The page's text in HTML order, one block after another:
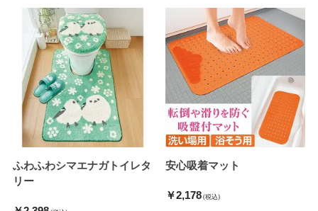
ふわふわシマエナガトイレタ
リー
安心吸着マット
￥2,178 (税込)